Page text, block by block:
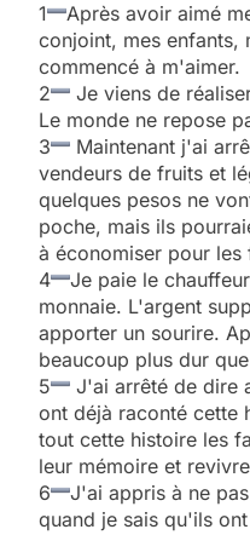
1
Après avoir aimé
conjoint, mes enfants,
commencé à m'aimer.
2
Je viens de
Le monde ne repose
3
Maintenant j'ai
vendeurs de fruits et
quelques pesos ne
poche, mais ils
à économiser pour
4
Je paie le
monnaie. L'argent
apporter un sourire.
beaucoup plus dur
5
J'ai arrêté de dire
ont déjà raconté cette
tout cette histoire les
leur mémoire et
6
J'ai appris à ne
quand je sais qu'ils